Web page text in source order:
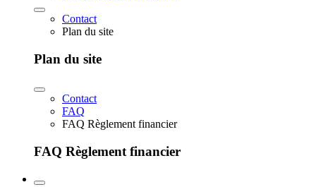
Contact
Plan du site
Plan du site
Contact
FAQ
FAQ Règlement financier
FAQ Règlement financier